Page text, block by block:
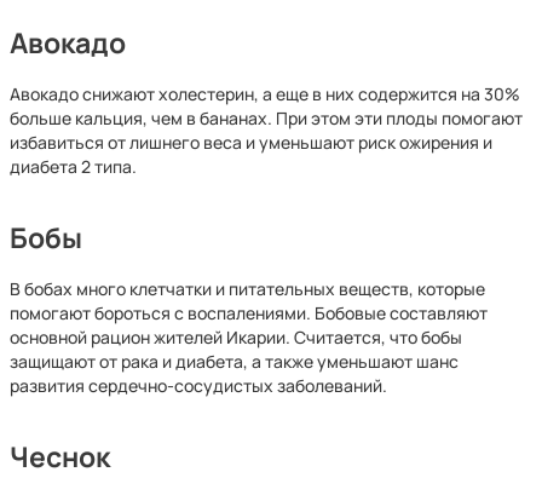
Авокадо
Авокадо снижают холестерин, а еще в них содержится на 30%
больше кальция, чем в бананах. При этом эти плоды помогают
избавиться от лишнего веса и уменьшают риск ожирения и
диабета 2 типа.
Бобы
В бобах много клетчатки и питательных веществ, которые
помогают бороться с воспалениями. Бобовые составляют
основной рацион жителей Икарии. Считается, что бобы
защищают от рака и диабета, а также уменьшают шанс
развития сердечно-сосудистых заболеваний.
Чеснок